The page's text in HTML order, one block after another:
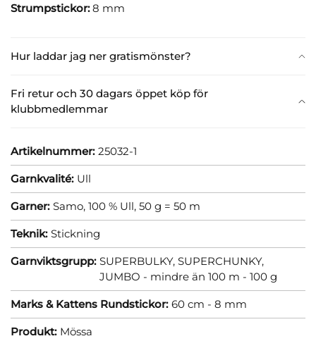
Hur laddar jag ner gratismönster?
Fri retur och 30 dagars öppet köp för
klubbmedlemmar
Strumpstickor:8 mm
Artikelnummer: 25032-1
Garnkvalité: Ull
Garner: Samo, 100 % Ull, 50 g = 50 m
Teknik: Stickning
Garnviktsgrupp: SUPERBULKY, SUPERCHUNKY,
JUMBO - mindre än 100 m - 100 g
Marks & Kattens Rundstickor: 60 cm - 8 mm
Produkt: Mössa